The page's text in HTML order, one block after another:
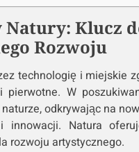
Klucz
Rozwoju
technologię i miejskie
W
odkrywając na
Natura
rozwoju artystycznego.